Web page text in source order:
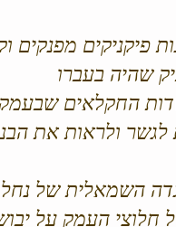
פיקניקים מפנקים
שהיה בעברו
החקלאים שבעמק
ולראות את
השמאלית של
חלוצי העמק על